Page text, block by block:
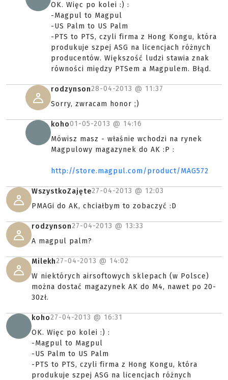
OK. Więc po kolei :) :
-Magpul to Magpul
-US Palm to US Palm
-PTS to PTS, czyli firma z Hong Kongu, która
produkuje szpej ASG na licencjach różnych
producentów. Większość ludzi stawia znak
równości między PTSem a Magpulem. Błąd.
rodzynson28-04-2013 @ 11:37
Sorry, zwracam honor ;)
koho01-05-2013 @ 14:16
Mówisz masz - właśnie wchodzi na rynek
Magpulowy magazynek do AK :P :
http://store.magpul.com/product/MAG572
WszystkoZajęte27-04-2013 @ 12:03
PMAGi do AK, chciałbym to zobaczyć :D
rodzynson27-04-2013 @ 13:33
A magpul palm?
Milekh27-04-2013 @ 14:02
W niektórych airsoftowych sklepach (w Polsce)
można dostać magazynek AK do M4, nawet po 20-
30zł.
koho27-04-2013 @ 16:31
OK. Więc po kolei :) :
-Magpul to Magpul
-US Palm to US Palm
-PTS to PTS, czyli firma z Hong Kongu, która
produkuje szpej ASG na licencjach różnych